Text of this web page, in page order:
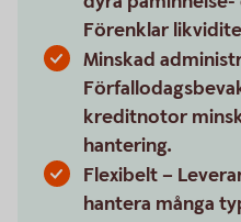
Förenklar
Minskad
kreditnotor
hantering.
Flexibelt –
hantera många